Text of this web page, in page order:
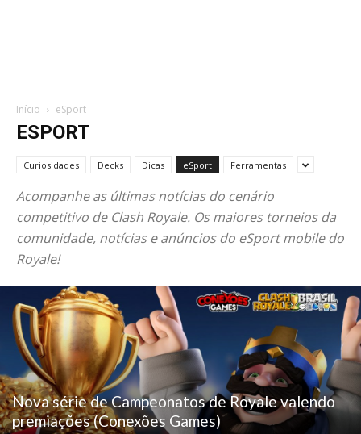
Início eSport
ESPORT
Curiosidades Decks Dicas eSport Ferramentas
Acompanhe as últimas notícias do cenário
competitivo de Clash Royale. Os maiores torneios da
comunidade, notícias e anúncios do eSport mobile do
Royale!
Nova série de Campeonatos de Royale valendo
premiações (Conexões Games)